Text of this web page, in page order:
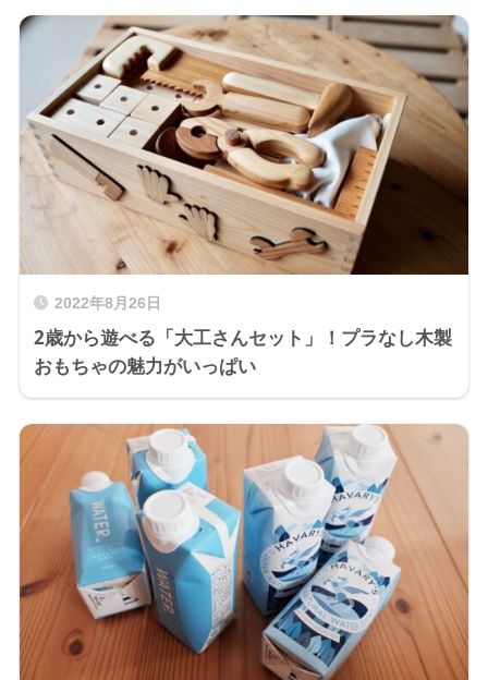
2022年8月26日
2歳から遊べる「大工さんセット」！プラなし木製
おもちゃの魅力がいっぱい